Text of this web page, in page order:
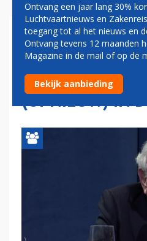
BERKSHIRE
GELOOFT WEER
LUCHTVAART
(OPNIEUW) IN
Ontvang een jaar lang 30%
Luchtvaartnieuws en
toegang tot al het nieuws en
Ontvang tevens 12 maanden
Magazine in de mail of op de
Bekijk aanbieding